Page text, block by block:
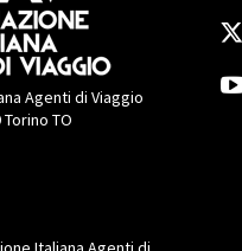
Agenti di Viaggio
TO